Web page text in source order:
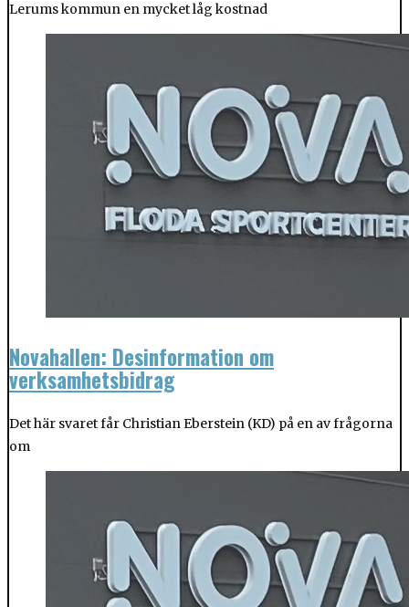
Lerums kommun en mycket låg kostnad
Novahallen: Desinformation om
verksamhetsbidrag
Det här svaret får Christian Eberstein (KD) på en av frågorna
om